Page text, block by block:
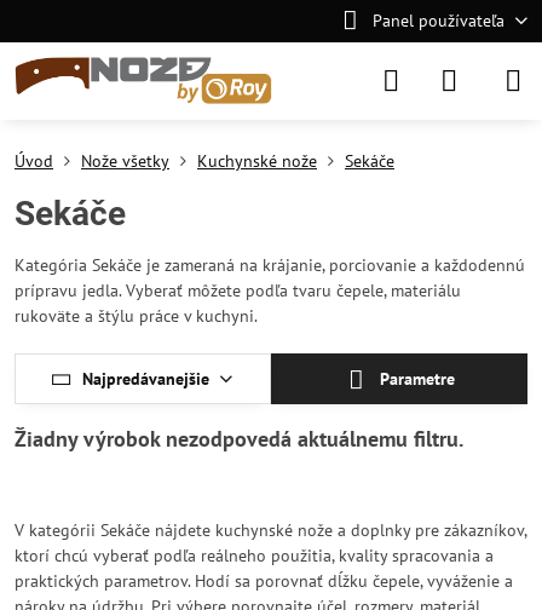
Panel používateľa
Úvod Nože všetky Kuchynské nože Sekáče
Sekáče
Kategória Sekáče je zameraná na krájanie, porciovanie a každodennú
prípravu jedla. Vyberať môžete podľa tvaru čepele, materiálu
rukoväte a štýlu práce v kuchyni.
Najpredávanejšie Parametre
V kategórii Sekáče nájdete kuchynské nože a doplnky pre zákazníkov,
ktorí chcú vyberať podľa reálneho použitia, kvality spracovania a
praktických parametrov. Hodí sa porovnať dĺžku čepele, vyváženie a